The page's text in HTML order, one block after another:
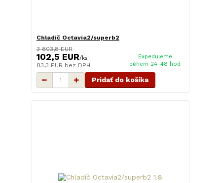
Chladič Octavia2/superb2
3 803,8 EUR
102,5 EUR/ks
83,3 EUR bez DPH
Expedujeme
během 24-48 hod
Pridať do košíka